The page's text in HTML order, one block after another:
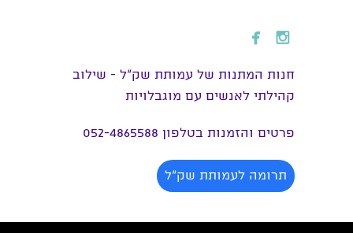
 
חנות המתנות של עמותת שק״ל - שילוב
קהילתי לאנשים עם מוגבלויות
פרטים והזמנות בטלפון 052-4865588
תרומה לעמותת שק"ל